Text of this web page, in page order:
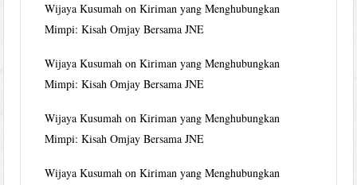
Wijaya Kusumah onKiriman yang Menghubungkan
Mimpi: Kisah Omjay Bersama JNE
Wijaya Kusumah onKiriman yang Menghubungkan
Mimpi: Kisah Omjay Bersama JNE
Wijaya Kusumah onKiriman yang Menghubungkan
Mimpi: Kisah Omjay Bersama JNE
Wijaya Kusumah onKiriman yang Menghubungkan